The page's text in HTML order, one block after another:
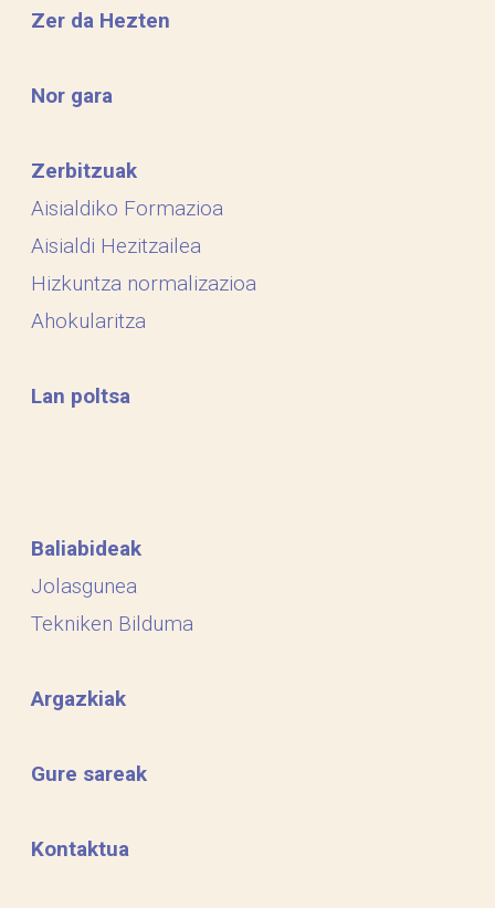
Zer da Hezten
Nor gara
Zerbitzuak
Aisialdiko Formazioa
Aisialdi Hezitzailea
Hizkuntza normalizazioa
Ahokularitza
Lan poltsa
Baliabideak
Jolasgunea
Tekniken Bilduma
Argazkiak
Gure sareak
Kontaktua